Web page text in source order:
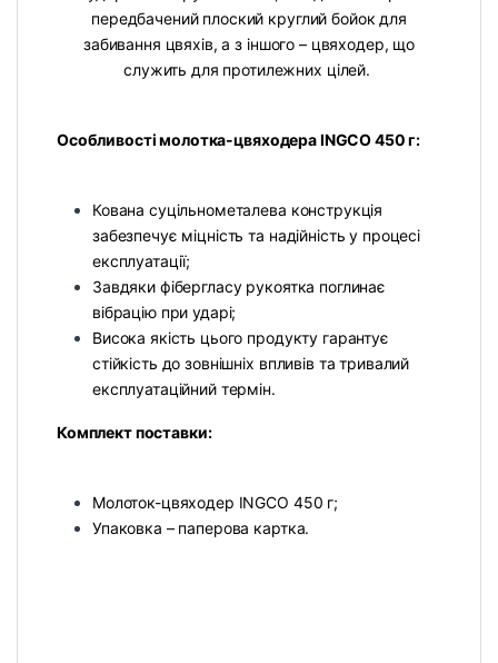
передбачений плоский круглий бойок для
забивання цвяхів, а з іншого – цвяходер, що
служить для протилежних цілей.
Особливості молотка-цвяходера INGCO 450 г:
Кована суцільнометалева конструкція
забезпечує міцність та надійність у процесі
експлуатації;
Завдяки фібергласу рукоятка поглинає
вібрацію при ударі;
Висока якість цього продукту гарантує
стійкість до зовнішніх впливів та тривалий
експлуатаційний термін.
Комплект поставки:
Молоток-цвяходер INGCO 450 г;
Упаковка – паперова картка.